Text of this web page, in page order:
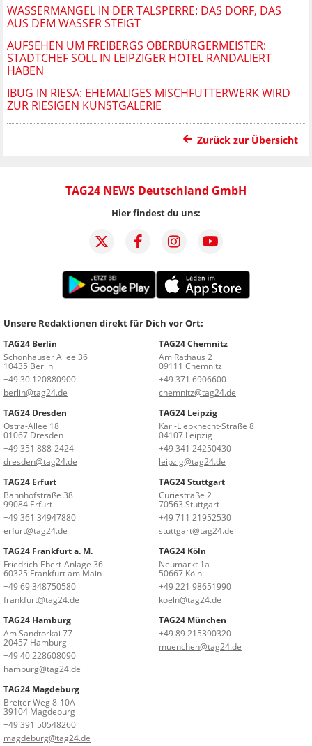
WASSERMANGEL IN DER TALSPERRE: DAS DORF, DAS
AUS DEM WASSER STEIGT
AUFSEHEN UM FREIBERGS OBERBÜRGERMEISTER:
STADTCHEF SOLL IN LEIPZIGER HOTEL RANDALIERT
HABEN
IBUG IN RIESA: EHEMALIGES MISCHFUTTERWERK WIRD
ZUR RIESIGEN KUNSTGALERIE
Zurück zur Übersicht
TAG24 NEWS Deutschland GmbH
Hier findest du uns:
Unsere Redaktionen direkt für Dich vor Ort:
TAG24 Berlin
Schönhauser Allee 36
10435 Berlin
+49 30 120880900
berlin@tag24.de
TAG24 Chemnitz
Am Rathaus 2
09111 Chemnitz
+49 371 6906600
chemnitz@tag24.de
TAG24 Dresden
Ostra-Allee 18
01067 Dresden
+49 351 888-2424
dresden@tag24.de
TAG24 Leipzig
Karl-Liebknecht-Straße 8
04107 Leipzig
+49 341 24250430
leipzig@tag24.de
TAG24 Erfurt
Bahnhofstraße 38
99084 Erfurt
+49 361 34947880
erfurt@tag24.de
TAG24 Stuttgart
Curiestraße 2
70563 Stuttgart
+49 711 21952530
stuttgart@tag24.de
TAG24 Frankfurt a. M.
Friedrich-Ebert-Anlage 36
60325 Frankfurt am Main
+49 69 348750580
frankfurt@tag24.de
TAG24 Köln
Neumarkt 1a
50667 Köln
+49 221 98651990
koeln@tag24.de
TAG24 Hamburg
Am Sandtorkai 77
20457 Hamburg
+49 40 228608090
hamburg@tag24.de
TAG24 München
+49 89 215390320
muenchen@tag24.de
TAG24 Magdeburg
Breiter Weg 8-10A
39104 Magdeburg
+49 391 50548260
magdeburg@tag24.de